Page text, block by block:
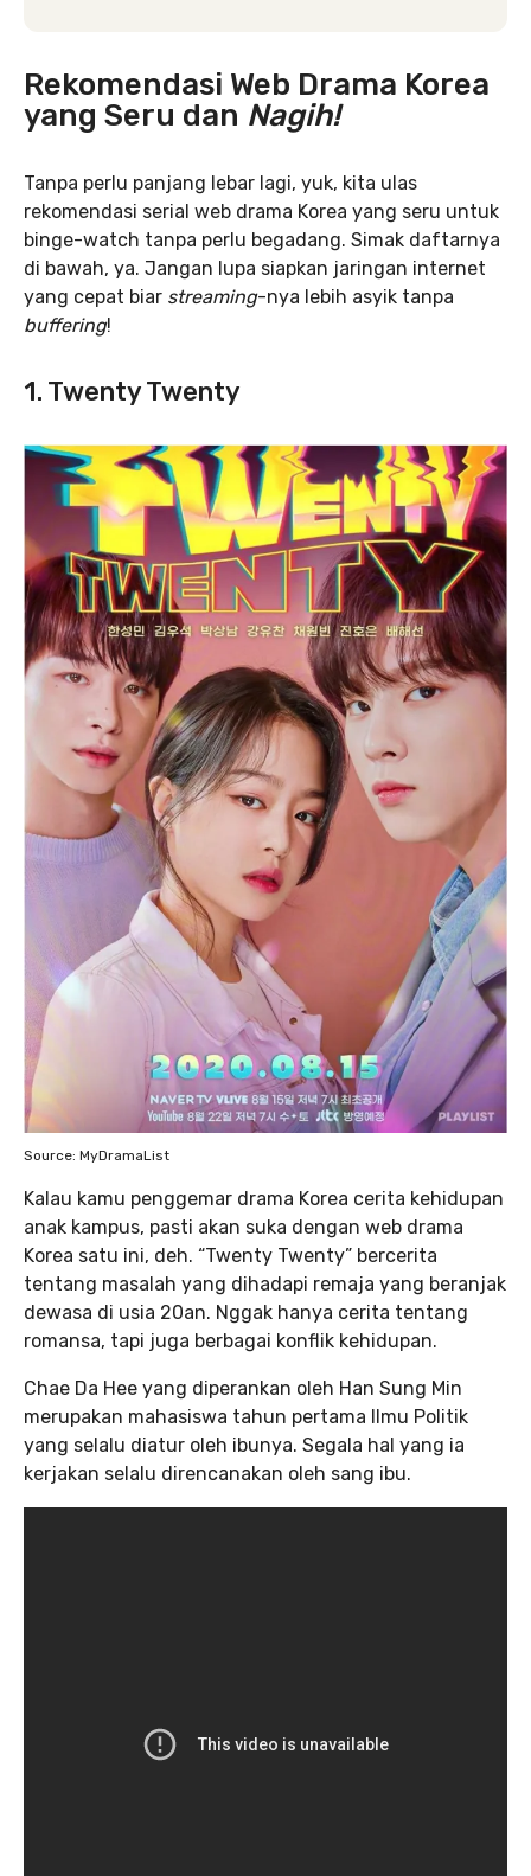
Rekomendasi Web Drama Korea
yang Seru dan Nagih!
Tanpa perlu panjang lebar lagi, yuk, kita ulas
rekomendasi serial web drama Korea yang seru untuk
binge-watch tanpa perlu begadang. Simak daftarnya
di bawah, ya. Jangan lupa siapkan jaringan internet
yang cepat biar streaming-nya lebih asyik tanpa
buffering!
1. Twenty Twenty
Source: MyDramaList
Kalau kamu penggemar drama Korea cerita kehidupan
anak kampus, pasti akan suka dengan web drama
Korea satu ini, deh. “Twenty Twenty” bercerita
tentang masalah yang dihadapi remaja yang beranjak
dewasa di usia 20an. Nggak hanya cerita tentang
romansa, tapi juga berbagai konflik kehidupan.
Chae Da Hee yang diperankan oleh Han Sung Min
merupakan mahasiswa tahun pertama Ilmu Politik
yang selalu diatur oleh ibunya. Segala hal yang ia
kerjakan selalu direncanakan oleh sang ibu.